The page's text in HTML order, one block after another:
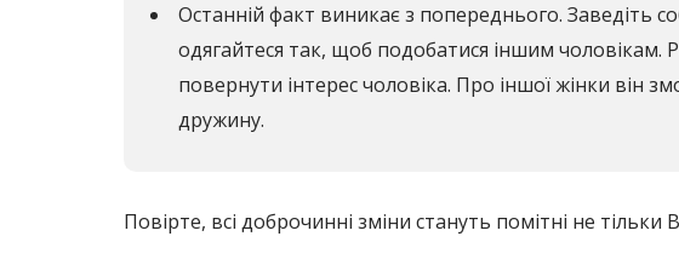
Останній факт виникає з попереднього. Заведіть
одягайтеся так, щоб подобатися іншим чоловікам.
повернути інтерес чоловіка. Про іншої жінки він
дружину.
Повірте, всі доброчинні зміни стануть помітні не